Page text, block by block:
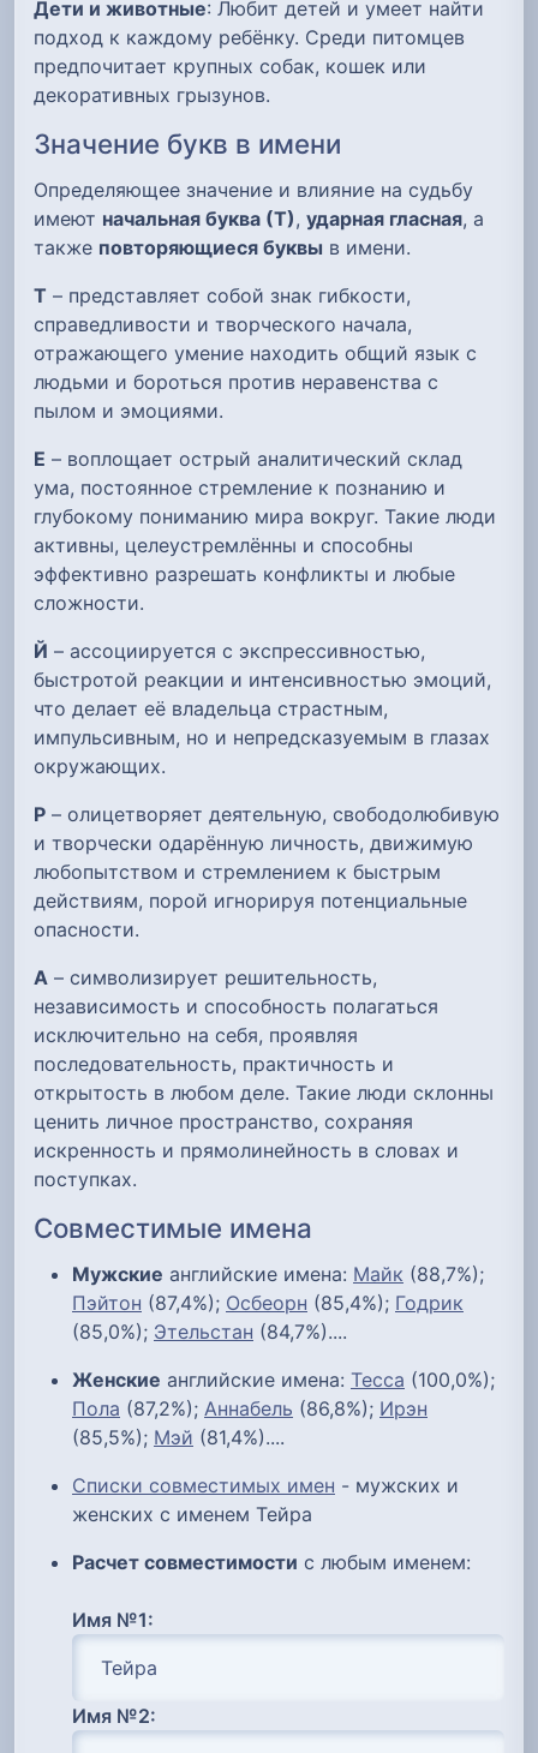
Дети и животные: Любит детей и умеет найти
подход к каждому ребёнку. Среди питомцев
предпочитает крупных собак, кошек или
декоративных грызунов.
Значение букв в имени
Определяющее значение и влияние на судьбу
имеют начальная буква (Т), ударная гласная, а
также повторяющиеся буквы в имени.
Т – представляет собой знак гибкости,
справедливости и творческого начала,
отражающего умение находить общий язык с
людьми и бороться против неравенства с
пылом и эмоциями.
Е – воплощает острый аналитический склад
ума, постоянное стремление к познанию и
глубокому пониманию мира вокруг. Такие люди
активны, целеустремлённы и способны
эффективно разрешать конфликты и любые
сложности.
Й – ассоциируется с экспрессивностью,
быстротой реакции и интенсивностью эмоций,
что делает её владельца страстным,
импульсивным, но и непредсказуемым в глазах
окружающих.
Р – олицетворяет деятельную, свободолюбивую
и творчески одарённую личность, движимую
любопытством и стремлением к быстрым
действиям, порой игнорируя потенциальные
опасности.
А – символизирует решительность,
независимость и способность полагаться
исключительно на себя, проявляя
последовательность, практичность и
открытость в любом деле. Такие люди склонны
ценить личное пространство, сохраняя
искренность и прямолинейность в словах и
поступках.
Совместимые имена
Мужские английские имена: Майк (88,7%);
Пэйтон (87,4%); Осбеорн (85,4%); Годрик
(85,0%); Этельстан (84,7%)....
Женские английские имена: Тесса (100,0%);
Пола (87,2%); Аннабель (86,8%); Ирэн
(85,5%); Мэй (81,4%)....
Списки совместимых имен - мужских и
женских с именем Тейра
Расчет совместимости с любым именем:
Имя №1:
Имя №2: